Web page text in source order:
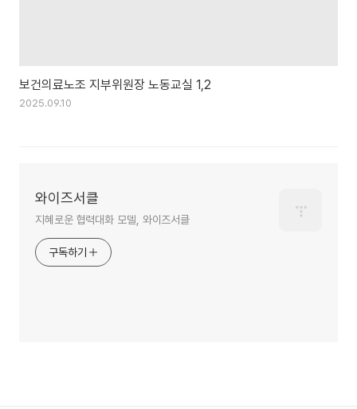
보건의료노조 지부위원장 노동교실 1,2
2025.09.10
와이즈서클
지혜로운 협력대화 모델, 와이즈서클
구독하기